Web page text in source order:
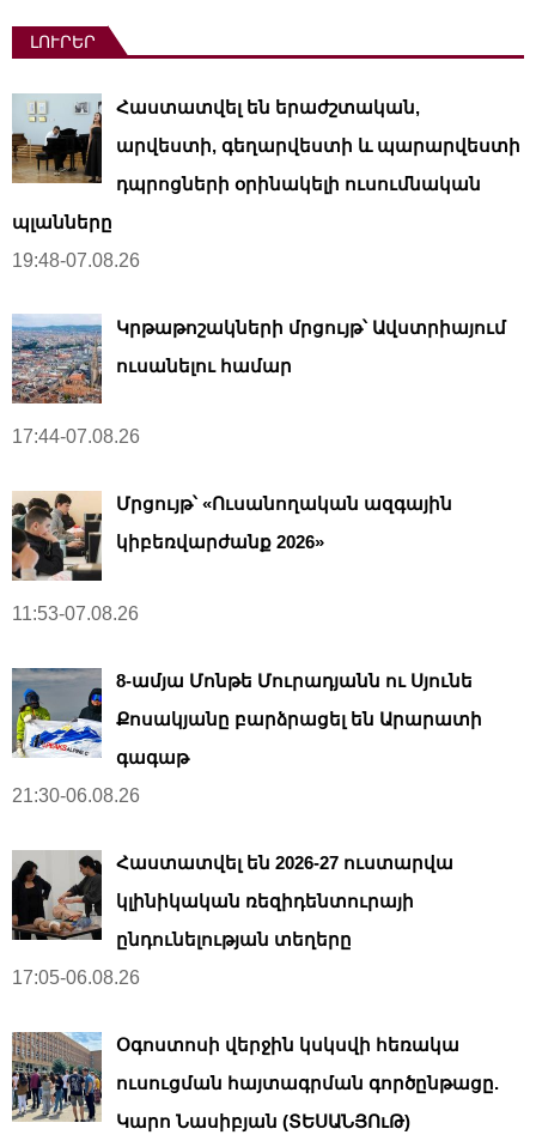
ԼՈՒՐԵՐ
Հաստատվել են երաժշտական,
արվեստի, գեղարվեստի և պարարվեստի
դպրոցների օրինակելի ուսումնական
պլանները
19:48-07.08.26
Կրթաթոշակների մրցույթ՝ Ավստրիայում
ուսանելու համար
17:44-07.08.26
Մրցույթ՝ «Ուսանողական ազգային
կիբեռվարժանք 2026»
11:53-07.08.26
8-ամյա Մոնթե Մուրադյանն ու Սյունե
Քոսակյանը բարձրացել են Արարատի
գագաթ
21:30-06.08.26
Հաստատվել են 2026-27 ուստարվա
կլինիկական ռեզիդենտուրայի
ընդունելության տեղերը
17:05-06.08.26
Օգոստոսի վերջին կսկսվի հեռակա
ուսուցման հայտագրման գործընթացը.
Կարո Նասիբյան (ՏԵՍԱՆՅՈւԹ)